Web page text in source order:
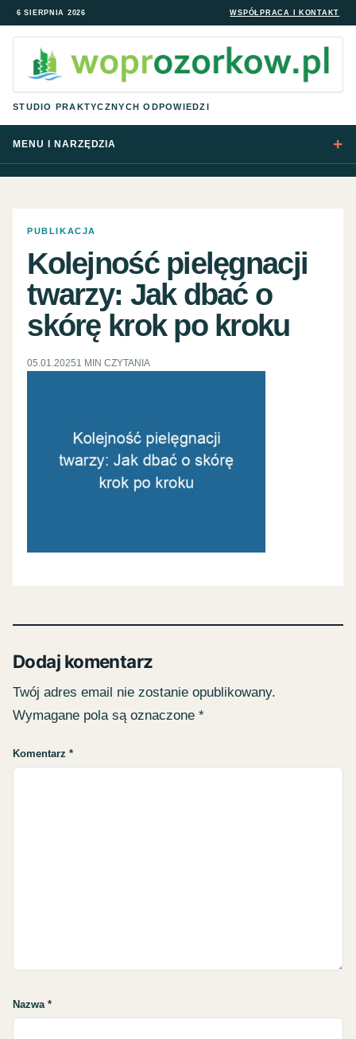
6 SIERPNIA 2026 WSPÓŁPRACA I KONTAKT
STUDIO PRAKTYCZNYCH ODPOWIEDZI
MENU I NARZĘDZIA
PUBLIKACJA
Kolejność pielęgnacji
twarzy: Jak dbać o
skórę krok po kroku
05.01.20251 MIN CZYTANIA
Dodaj komentarz
Twój adres email nie zostanie opublikowany.
Wymagane pola są oznaczone *
Komentarz *
Nazwa *